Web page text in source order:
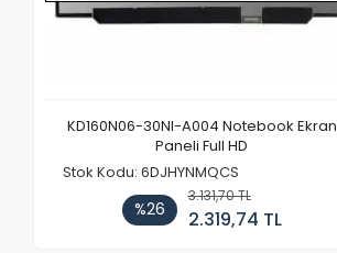
KD160N06-30NI-A004 Notebook Ekran
Paneli Full HD
Stok Kodu: 6DJHYNMQCS
%26
3.131,70 TL
2.319,74 TL